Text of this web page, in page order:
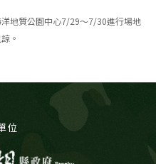
地質公園中心7/29～7/30進行場地
。
位